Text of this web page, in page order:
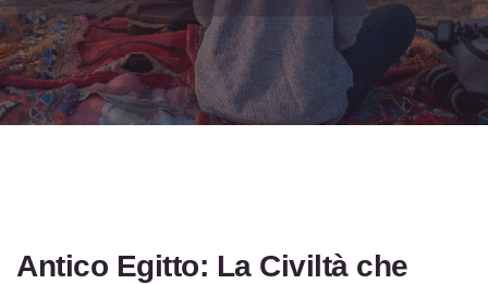
Antico Egitto: La Civiltà che